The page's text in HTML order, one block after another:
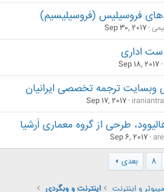
فروسیلیس (فروسیلیسیم)
Sep 30, 2017
اداری
Sep 18, 2017
وبسایت ترجمه تخصصی ایرانیان
Sep 17, 2017
طرحی از گروه معماری اَرشیا
Sep 6, 2017
8 بعدی
و اينترنت اینترنت و وبگردی